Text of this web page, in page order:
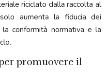
riciclato dalla raccolta al
aumenta la fiducia dei
la conformità normativa e la
promuovere il